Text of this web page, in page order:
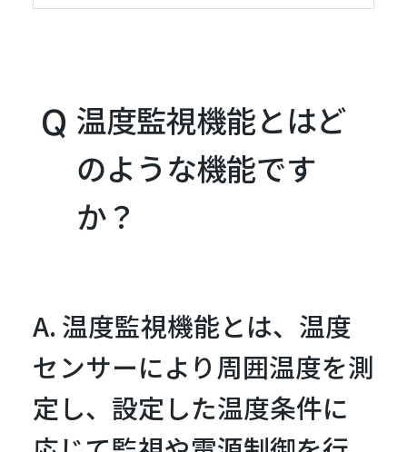
温度監視機能とはど
のような機能です
か？
A. 温度監視機能とは、温度
センサーにより周囲温度を測
定し、設定した温度条件に